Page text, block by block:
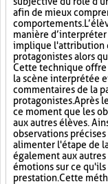
afin de mieux
comportements.
manière
implique l'attribution
protagonistes alors
Cette technique
la scène interprétée
commentaires de la
protagonistes. Après
ce moment que les
aux autres élèves.
observations
alimenter l'étape de
également aux
émotions sur ce
prestation. Cette